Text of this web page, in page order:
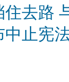
去路
止宪